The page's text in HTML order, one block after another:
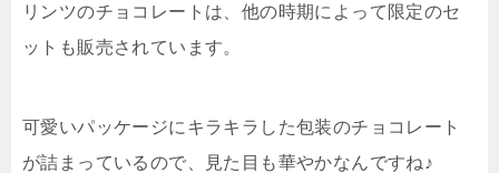
リンツのチョコレートは、他の時期によって限定のセ
ットも販売されています。
可愛いパッケージにキラキラした包装のチョコレート
が詰まっているので、見た目も華やかなんですね♪